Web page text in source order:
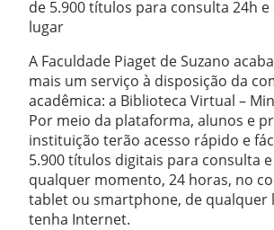
de 5.900 títulos para consulta 24h
lugar
A Faculdade Piaget de Suzano
mais um serviço à disposição da
acadêmica: a Biblioteca Virtual –
Por meio da plataforma, alunos e
instituição terão acesso rápido e
5.900 títulos digitais para consulta
qualquer momento, 24 horas, no
tablet ou smartphone, de qualquer
tenha Internet.